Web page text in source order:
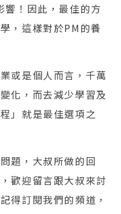
響！因此，最佳的方
，這樣對於PM的養
或是個人而言，千萬
化，而去減少學習及
」就是最佳選項之
題，大叔所做的回
歡迎留言跟大叔來討
得訂閱我們的頻道，